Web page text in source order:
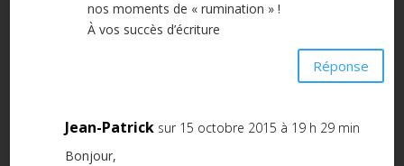
nos moments de « rumination » !
À vos succès d’écriture
Réponse
Jean-Patrick sur 15 octobre 2015 à 19 h 29 min
Bonjour,